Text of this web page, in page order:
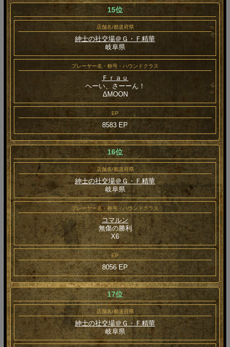
15位
店舗名/都道府県
紳士の社交場＠Ｇ・Ｆ精華
岐阜県
プレーヤー名・称号・ハウンドクラス
Ｆｒａｕ
ヘーい、さーーん！
ΔMOON
EP
8583 EP
16位
店舗名/都道府県
紳士の社交場＠Ｇ・Ｆ精華
岐阜県
プレーヤー名・称号・ハウンドクラス
コマルン
無傷の勝利
Χ6
EP
8056 EP
17位
店舗名/都道府県
紳士の社交場＠Ｇ・Ｆ精華
岐阜県